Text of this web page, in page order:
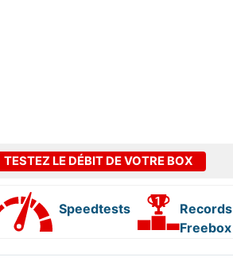
TESTEZ LE DÉBIT DE VOTRE BOX
Speedtests
Records
Freebox